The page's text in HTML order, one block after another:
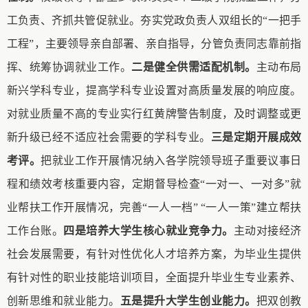
工负责、齐抓共管促就业。夯实党政负责人双组长的“一把手
工程”，主要领导亲自部署、亲自指导，分管负责同志靠前指
挥、统筹协调就业工作。 二是健全供需适配机制。 主动布局
新兴学科专业，提高学科专业设置对高质量发展的响应度。
对就业质量不高的专业实行红黄牌警告制度，及时调整或更
新升级已经不适应社会需要的学科专业。 三是定期开展成效
考评。把就业工作开展情况纳入各学院领导班子重要议事日
程和绩效考核重要内容，定期督导检查“一对一、一对多”就
业帮扶工作开展情况，完善“一人一档” “一人一策”建立帮扶
工作台账。
四是培养大学生核心就业竞争力。 主动对接经济
社会发展需要，有针对性优化人才培养方案，为毕业生提供
有针对性的职业技能培训项目，全面提升毕业生专业素养、
创新思维和就业能力。
五是提升大学生创业能力。 把双创教